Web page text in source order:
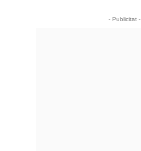
- Publicitat -